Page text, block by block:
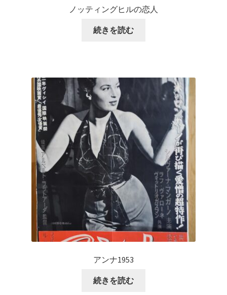
ノッティングヒルの恋人
続きを読む
アンナ1953
続きを読む